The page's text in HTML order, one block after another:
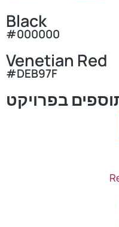
Black
#000000
Venetian Red
#DEB97F
בפרויקט